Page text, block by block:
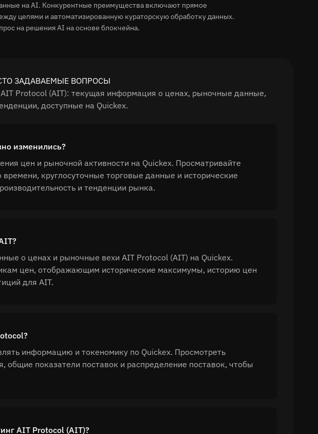
на AI. Конкурентные преимущества включают прямое
цепями и автоматизированную кураторскую обработку данных.
на решения AI на основе блокчейна.
ЗАДАВАЕМЫЕ ВОПРОСЫ
Protocol (AIT): текущая информация о ценах, рыночные данные,
доступные на Quickex.
изменились?
цен и рыночной активности на Quickex. Просматривайте
круглосуточные торговые данные и исторические
и тенденции рынка.
о ценах и рыночные вехи AIT Protocol (AIT) на Quickex.
цен, отображающим исторические максимумы, историю цен
для AIT.
информацию и токеномику по Quickex. Просмотреть
общие показатели поставок и распределение поставок, чтобы
AIT Protocol (AIT)?